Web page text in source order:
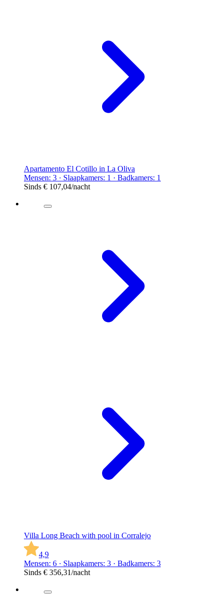
Apartamento El Cotillo in La Oliva
Mensen: 3 · Slaapkamers: 1 · Badkamers: 1
Sinds € 107,04/nacht
Villa Long Beach with pool in Corralejo
4,9
Mensen: 6 · Slaapkamers: 3 · Badkamers: 3
Sinds € 356,31/nacht